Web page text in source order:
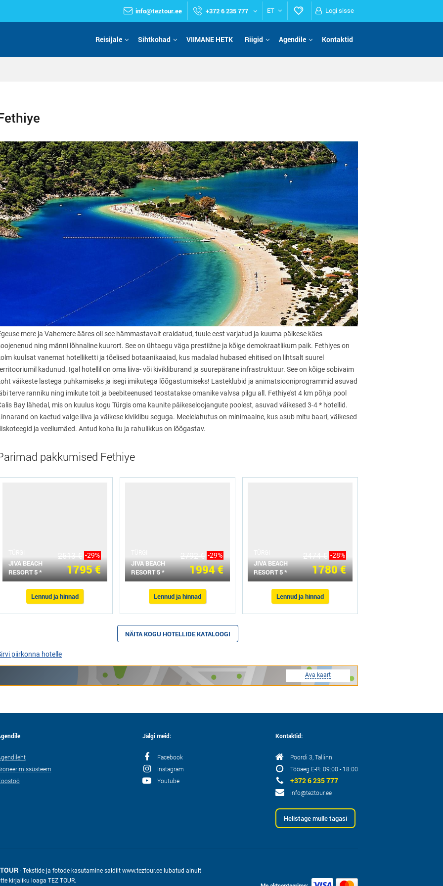
info@teztour.ee +372 6 235 777 ET Logi sisse
Reisijale Sihtkohad VIIMANE HETK Riigid Agendile Kontaktid
mere ja Vahemere ääres oli see hämmastavalt eraldatud, tuule eest varjatud ja kuuma päikese käes
ning männi lõhnaline kuurort. See on ühtaegu väga prestiižne ja kõige demokraatlikum paik. Fethiyes on
kuulsat vanemat hotelliketti ja tõelised botaanikaaiad, kus madalad hubased ehitised on lihtsalt suurel
kadunud. Igal hotellil on oma liiva- või kivikliburand ja suurepärane infrastruktuur. See on kõige sobivaim
väikeste lastega puhkamiseks ja isegi imikutega lõõgastumiseks! Lasteklubid ja animatsiooniprogrammid asuvad
terve ranniku ning imikute toit ja beebiteenused teostatakse omanike valvsa pilgu all. Fethiye'st 4 km põhja pool
Bay lähedal, mis on kuulus kogu Türgis oma kaunite päikeseloojangute poolest, asuvad väikesed 3-4 * hotellid.
on kaetud valge liiva ja väikese kiviklibu seguga. Meelelahutus on minimaalne, kus asub mitu baari, väikesed
ja veeliumäed. Antud koha ilu ja rahulikkus on lõõgastav.
pakkumised Fethiye
JIVA BEACH
RESORT 5 *
2513 € -29%
1795 €
Lennud ja hinnad
JIVA BEACH
RESORT 5 *
2792 € -29%
1994 €
Lennud ja hinnad
JIVA BEACH
RESORT 5 *
2474 € -28%
1780 €
Lennud ja hinnad
NÄITA KOGU HOTELLIDE KATALOOGI
piirkonna hotelle
Ava kaart
Jälgi meid:
Facebook
Instagram
Youtube
Kontaktid:
Poordi 3, Tallinn
Tööaeg E-R: 09:00 - 18:00
+372 6 235 777
info@teztour.ee
Helistage mulle tagasi
- Tekstide ja fotode kasutamine saidilt www.teztour.ee lubatud ainult
kirjaliku loaga TEZ TOUR.